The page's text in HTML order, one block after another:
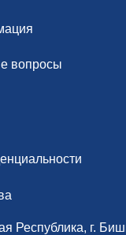
вопросы
Республика, г.